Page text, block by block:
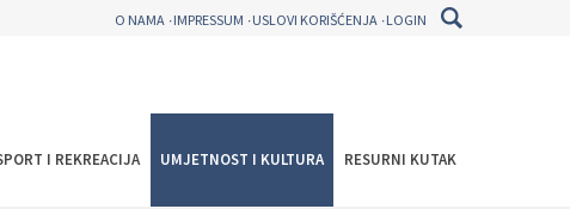
O NAMA IMPRESSUM USLOVI KORIŠĆENJA LOGIN
I REKREACIJA UMJETNOST I KULTURA RESURNI KUTAK